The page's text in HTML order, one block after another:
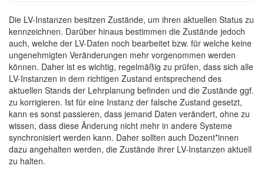
Die LV-Instanzen besitzen Zustände, um ihren aktuellen Status zu
kennzeichnen. Darüber hinaus bestimmen die Zustände jedoch
auch, welche der LV-Daten noch bearbeitet bzw. für welche keine
ungenehmigten Veränderungen mehr vorgenommen werden
können. Daher ist es wichtig, regelmäßig zu prüfen, dass sich alle
LV-Instanzen in dem richtigen Zustand entsprechend des
aktuellen Stands der Lehrplanung befinden und die Zustände ggf.
zu korrigieren. Ist für eine Instanz der falsche Zustand gesetzt,
kann es sonst passieren, dass jemand Daten verändert, ohne zu
wissen, dass diese Änderung nicht mehr in andere Systeme
synchronisiert werden kann. Daher sollten auch Dozent*innen
dazu angehalten werden, die Zustände ihrer LV-Instanzen aktuell
zu halten.